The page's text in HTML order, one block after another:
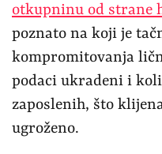
otkupninu od strane
poznato na koji je
kompromitovanja
podaci ukradeni i
zaposlenih, što
ugroženo.